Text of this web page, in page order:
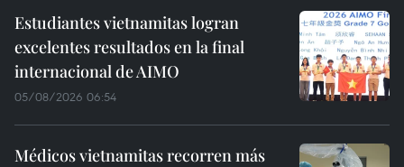
Estudiantes vietnamitas logran
excelentes resultados en la final
internacional de AIMO
05/08/2026 06:54
Médicos vietnamitas recorren más